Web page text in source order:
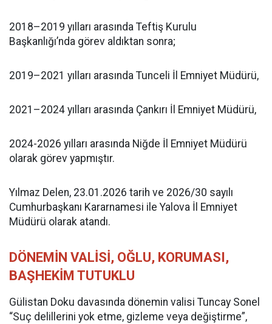
2018–2019 yılları arasında Teftiş Kurulu
Başkanlığı’nda görev aldıktan sonra;
2019–2021 yılları arasında Tunceli İl Emniyet Müdürü,
2021–2024 yılları arasında Çankırı İl Emniyet Müdürü,
2024-2026 yılları arasında Niğde İl Emniyet Müdürü
olarak görev yapmıştır.
Yılmaz Delen, 23.01.2026 tarih ve 2026/30 sayılı
Cumhurbaşkanı Kararnamesi ile Yalova İl Emniyet
Müdürü olarak atandı.
DÖNEMİN VALİSİ, OĞLU, KORUMASI,
BAŞHEKİM TUTUKLU
Gülistan Doku davasında dönemin valisi Tuncay Sonel
“Suç delillerini yok etme, gizleme veya değiştirme”,